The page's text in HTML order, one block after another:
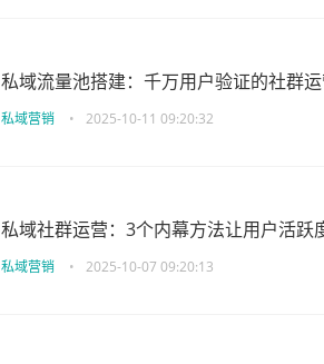
私域流量池搭建：千万用户验证的社群
私域营销 • 2025-10-11 09:20:32
私域社群运营：3个内幕方法让用户活跃
私域营销 • 2025-10-07 09:20:13